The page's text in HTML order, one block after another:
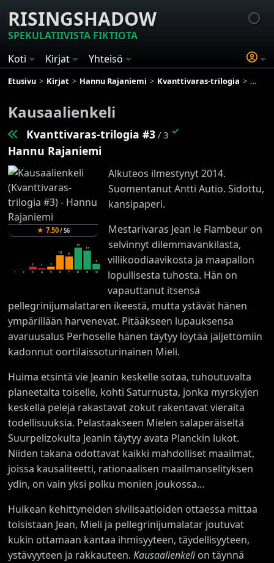
RISINGSHADOW
SPEKULATIIVISTA FIKTIOTA
Koti
Kirjat Yhteisö
Etusivu Kirjat Hannu Rajaniemi Kvanttivaras-trilogia
Kausaalienkeli
Kvanttivaras-trilogia #3 / 3 ✓
Hannu Rajaniemi
★7.50/56
1 2
2
3
1
4
2
5
10
6
9
7
15
8
13
9
4
10
Alkuteos ilmestynyt 2014.
Suomentanut Antti Autio. Sidottu,
kansipaperi.
Mestarivaras Jean le Flambeur on
selvinnyt dilemmavankilasta,
villikoodiaavikosta ja maapallon
lopullisesta tuhosta. Hän on
vapauttanut itsensä
pellegrinijumalattaren ikeestä, mutta ystävät hänen
ympärillään harvenevat. Pitääkseen lupauksensa
avaruusalus Perhoselle hänen täytyy löytää jäljettömiin
kadonnut oortilaissoturinainen Mieli.
Huima etsintä vie Jeanin keskelle sotaa, tuhoutuvalta
planeetalta toiselle, kohti Saturnusta, jonka myrskyjen
keskellä pelejä rakastavat zokut rakentavat vieraita
todellisuuksia. Pelastaakseen Mielen salaperäiseltä
Suurpelizokulta Jeanin täytyy avata Planckin lukot.
Niiden takana odottavat kaikki mahdolliset maailmat,
joissa kausaliteetti, rationaalisen maailmanselityksen
ydin, on vain yksi polku monien joukossa…
Huikean kehittyneiden sivilisaatioiden ottaessa mittaa
toisistaan Jean, Mieli ja pellegrinijumalatar joutuvat
kukin ottamaan kantaa ihmisyyteen, täydellisyyteen,
ystävyyteen ja rakkauteen.Kausaalienkelion täynnä